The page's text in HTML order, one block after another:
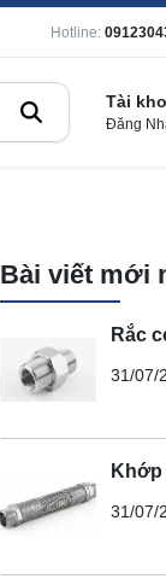
Hotline:
Tài
Đăng
Bài viết mới
Rắc
31/07/
Khớp
31/07/